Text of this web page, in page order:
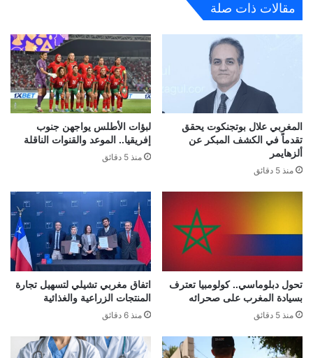
مقالات ذات صلة
المغربي علال بوتجنكوت يحقق
تقدماً في الكشف المبكر عن
ألزهايمر
منذ 5 دقائق
لبؤات الأطلس يواجهن جنوب
إفريقيا.. الموعد والقنوات الناقلة
منذ 5 دقائق
تحول دبلوماسي.. كولومبيا تعترف
بسيادة المغرب على صحرائه
منذ 5 دقائق
اتفاق مغربي تشيلي لتسهيل تجارة
المنتجات الزراعية والغذائية
منذ 6 دقائق